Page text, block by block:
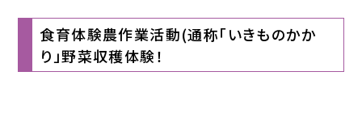
食育体験農作業活動(通称「いきものかか
り」野菜収穫体験！